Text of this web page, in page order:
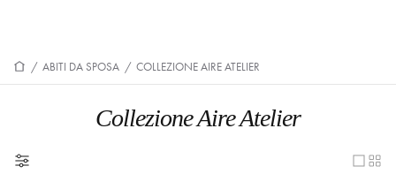
/ ABITI DA SPOSA / COLLEZIONE AIRE ATELIER
Collezione Aire Atelier